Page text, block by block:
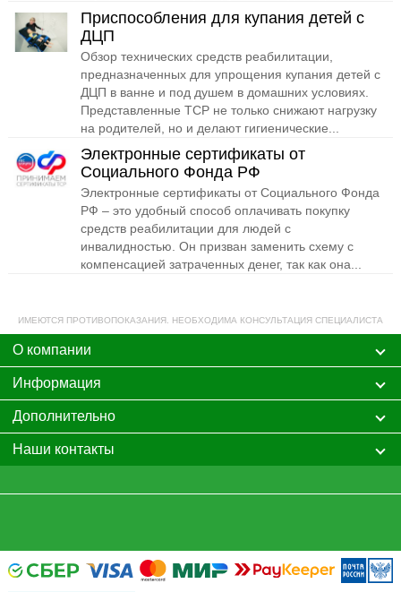
Приспособления для купания детей с
ДЦП
Обзор технических средств реабилитации,
предназначенных для упрощения купания детей с
ДЦП в ванне и под душем в домашних условиях.
Представленные ТСР не только снижают нагрузку
на родителей, но и делают гигиенические...
Электронные сертификаты от
Социального Фонда РФ
Электронные сертификаты от Социального Фонда
РФ – это удобный способ оплачивать покупку
средств реабилитации для людей с
инвалидностью. Он призван заменить схему с
компенсацией затраченных денег, так как она...
ИМЕЮТСЯ ПРОТИВОПОКАЗАНИЯ. НЕОБХОДИМА КОНСУЛЬТАЦИЯ СПЕЦИАЛИСТА
О компании
Информация
Дополнительно
Наши контакты